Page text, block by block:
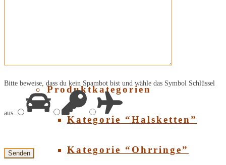
Produktkategorien
Kategorie “Halsketten”
Kategorie “Ohrringe”
Bitte beweise, dass du kein Spambot bist und wähle das Symbol Schlüssel
aus.